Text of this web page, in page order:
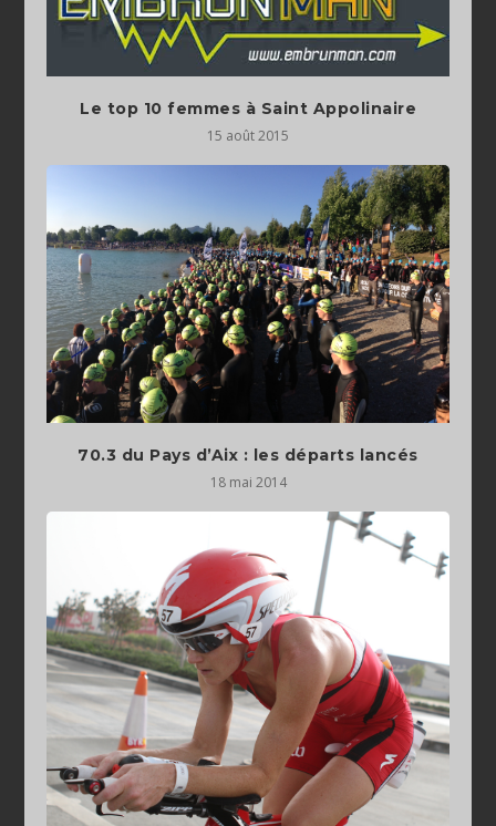
Le top 10 femmes à Saint Appolinaire
15 août 2015
70.3 du Pays d’Aix : les départs lancés
18 mai 2014